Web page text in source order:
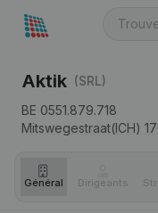
Aktik (SRL)
BE 0551.879.718
Mitswegestraat(ICH)
Général Dirigeants